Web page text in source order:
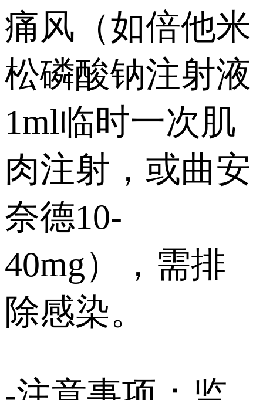
痛风（如倍他米
松磷酸钠注射液
1ml临时一次肌
肉注射，或曲安
奈德10-
40mg），需排
除感染。